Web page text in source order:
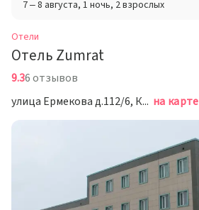
7 – 8 августа, 1 ночь, 2 взрослых
Отели
Отель Zumrat
9.36 отзывов
улица Ермекова д.112/6, Караганда на карте